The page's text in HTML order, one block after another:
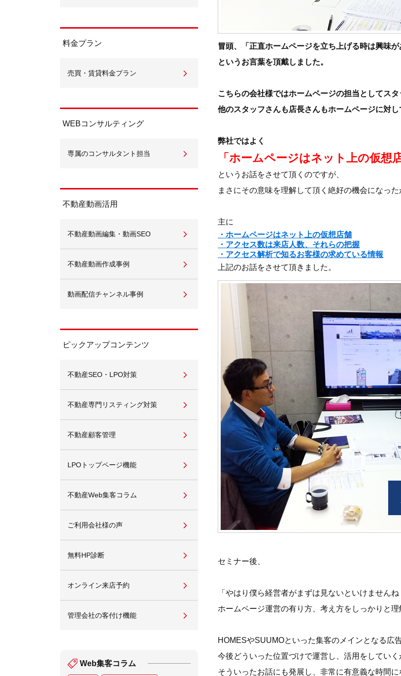
料金プラン
売買・賃貸料金プラン
WEBコンサルティング
専属のコンサルタント担当
不動産動画活用
不動産動画編集・動画SEO
不動産動画作成事例
動画配信チャンネル事例
ピックアップコンテンツ
不動産SEO・LPO対策
不動産専門リスティング対策
不動産顧客管理
LPOトップページ機能
不動産Web集客コラム
ご利用会社様の声
無料HP診断
オンライン来店予約
管理会社の客付け機能
Web集客コラム
冒頭、「正直ホームページを立ち上げる時は興味が
というお言葉を頂戴しました。
こちらの会社様ではホームページの担当としてス
他のスタッフさんも店長さんもホームページに対し
弊社ではよく
「ホームページはネット上の仮想
というお話をさせて頂くのですが、
まさにその意味を理解して頂く絶好の機会になった
主に
・ホームページはネット上の仮想店舗
・アクセス数は来店人数、それらの把握
・アクセス解析で知るお客様の求めている情報
上記のお話をさせて頂きました。
セミナー後、
「やはり僕ら経営者がまずは見ないといけません
ホームページ運営の有り方、考え方をしっかりと
HOMESやSUUMOといった集客のメインとなる広
今後どういった位置づけで運営し、活用をしていく
そういったお話にも発展し、非常に有意義な時間に